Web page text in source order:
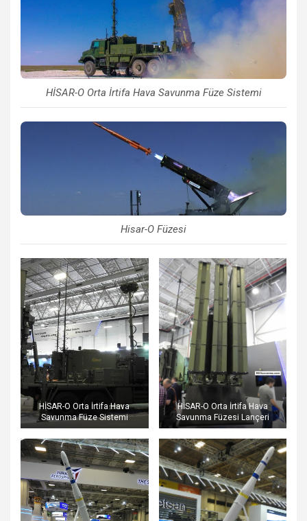
HİSAR-O Orta İrtifa Hava Savunma Füze Sistemi
Hisar-O Füzesi
HİSAR-O Orta İrtifa Hava
Savunma Füze Sistemi
HİSAR-O Orta İrtifa Hava
Savunma Füzesi Lançeri